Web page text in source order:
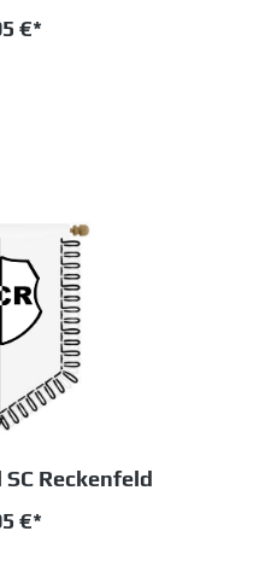
€*
Reckenfeld
€*